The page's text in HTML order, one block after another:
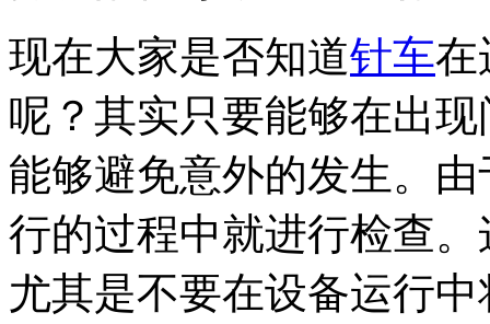
现在大家是否知道针车在
呢？其实只要能够在出
能够避免意外的发生。
行的过程中就进行检查
尤其是不要在设备运行